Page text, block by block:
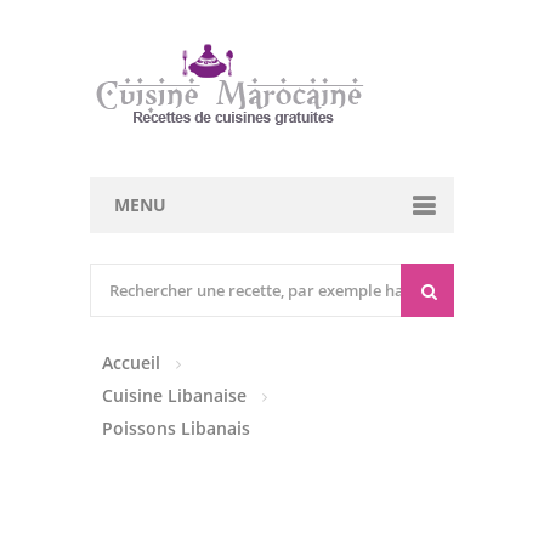
MENU
Entrées Froides
Tajines
Accueil
Cuisine Libanaise
Poissons Libanais